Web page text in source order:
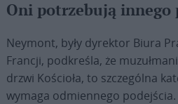
Oni potrzebują innego
Neymont, były dyrektor Biura
Francji, podkreśla, że
drzwi Kościoła, to szczególna
wymaga odmiennego